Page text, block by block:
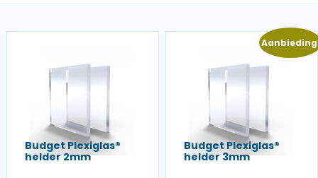
Budget Plexiglas®
helder 2mm
Budget Plexiglas®
helder 3mm